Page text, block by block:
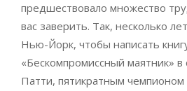
предшествовало множество
вас заверить. Так, несколько
Нью-Йорк, чтобы написать
«Бескомпромиссный маятник» в
Патти, пятикратным